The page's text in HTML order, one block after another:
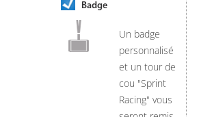
Badge
Un badge
personnalisé
et un tour de
cou "Sprint
Racing" vous